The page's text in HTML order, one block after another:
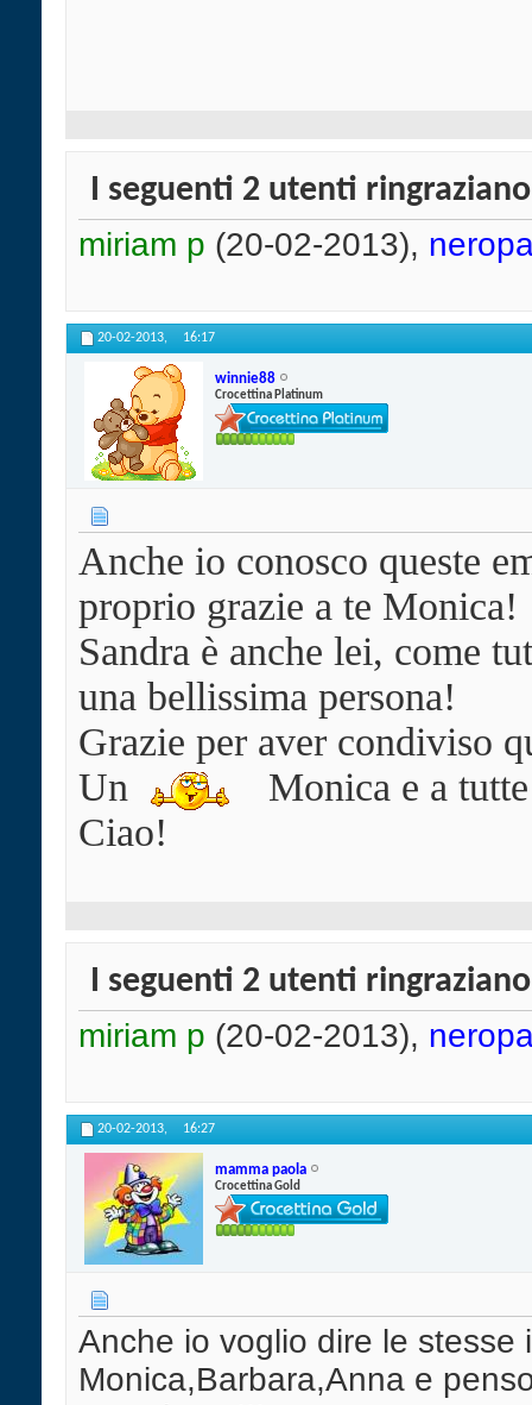
I seguenti 2 utenti
miriam p (20-02-2013),
20-02-2013, 16:17
winnie88
Crocettina Platinum
Anche io conosco queste
proprio grazie a te Monica!
Sandra è anche lei, come
una bellissima persona!
Grazie per aver condiviso
Un
Monica e a
Ciao!
I seguenti 2 utenti
miriam p (20-02-2013),
20-02-2013, 16:27
mamma paola
Crocettina Gold
Anche io voglio dire le
Monica,Barbara,Anna e